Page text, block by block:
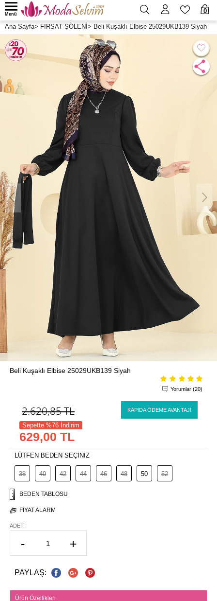
0
Menü
Ana Sayfa> FIRSAT ŞÖLENİ > Beli Kuşaklı Elbise 25029UKB139 Siyah
Beli Kuşaklı Elbise 25029UKB139 Siyah
Yorumlar (20)
2.620,85TL KAPIDA ÖDEME AVANTAJI
Sepette %76 İndirim
629,00 TL
LÜTFEN BEDEN SEÇİNİZ
38 40 42 44 46 48 50 52
BEDEN TABLOSU
FIYAT ALARM
ADET:
- +
PAYLAŞ:
Ürün Özellikleri